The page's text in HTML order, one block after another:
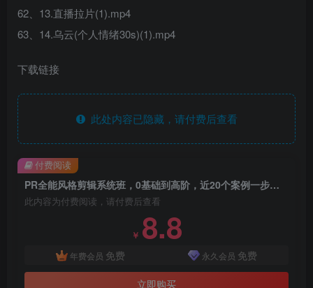
62、13.直播拉片(1).mp4
63、14.乌云(个人情绪30s)(1).mp4
下载链接
此处内容已隐藏，请付费后查看
PR全能风格剪辑系统班，0基础到高阶，近20个案例一步到位
此内容为付费阅读，请付费后查看
￥ 8.8
年费会员 免费 永久会员 免费
立即购买
付费阅读